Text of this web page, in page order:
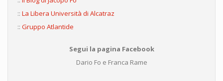
:: La Libera Università di Alcatraz
:: Gruppo Atlantide
Segui la pagina Facebook
Dario Fo e Franca Rame